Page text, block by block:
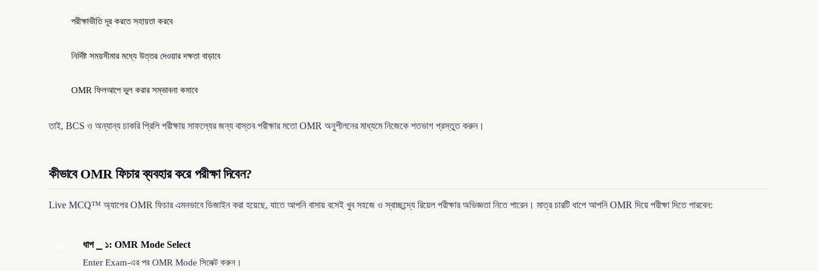
পরীক্ষাভীতি দূর করতে সহায়তা করবে
নির্দিষ্ট সময়সীমার মধ্যে উত্তর দেওয়ার দক্ষতা বাড়াবে
OMR ফিলআপে ভুল করার সম্ভাবনা কমাবে
তাই, BCS ও অন্যান্য চাকরি প্রিলি পরীক্ষায় সাফল্যের জন্য বাস্তব পরীক্ষার মতো OMR অনুশীলনের মাধ্যমে নিজেকে শতভাগ প্রস্তুত করুন।
কীভাবে OMR ফিচার ব্যবহার করে পরীক্ষা দিবেন?
Live MCQ™ অ্যাপের OMR ফিচার এমনভাবে ডিজাইন করা হয়েছে, যাতে আপনি বাসায় বসেই খুব সহজে ও স্বাচ্ছন্দ্যে রিয়েল পরীক্ষার অভিজ্ঞতা নিতে পারেন। মাত্র চারটি ধাপে আপনি OMR দিয়ে পরীক্ষা দিতে পারবেন:
ধাপ ⎯ ১: OMR Mode Select
Enter Exam-এর পর OMR Mode সিলেক্ট করুন।